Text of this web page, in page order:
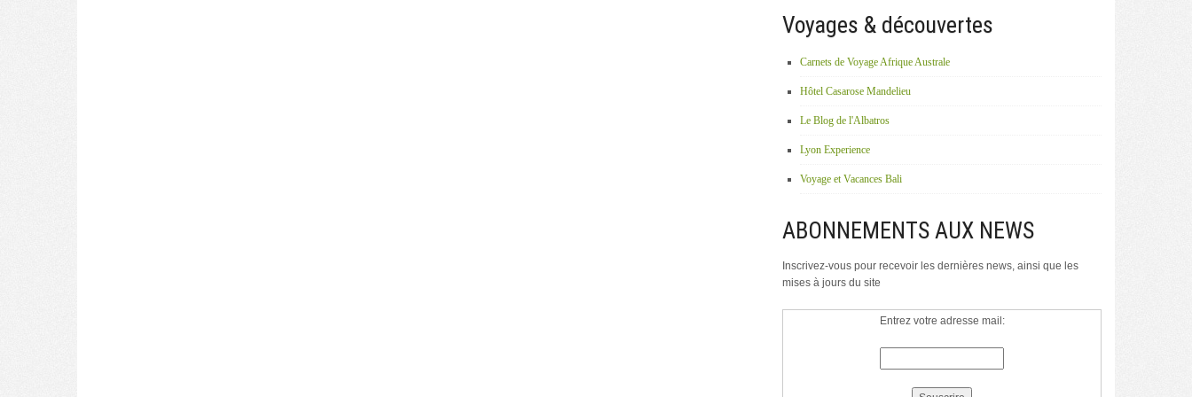
Voyages & découvertes
Carnets de Voyage Afrique Australe
Hôtel Casarose Mandelieu
Le Blog de l'Albatros
Lyon Experience
Voyage et Vacances Bali
ABONNEMENTS AUX NEWS
Inscrivez-vous pour recevoir les dernières news, ainsi que les
mises à jours du site
Entrez votre adresse mail: